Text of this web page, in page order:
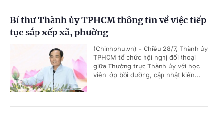
Bí thư Thành ủy TPHCM thông tin về việc tiếp
tục sắp xếp xã, phường
(Chinhphu.vn) - Chiều 28/7, Thành ủy
TPHCM tổ chức hội nghị đối thoại
giữa Thường trực Thành ủy với học
viên lớp bồi dưỡng, cập nhật kiến...